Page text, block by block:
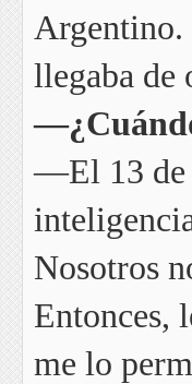
Argentino.
llegaba de
—El 13 de
Nosotros
Entonces,
me lo